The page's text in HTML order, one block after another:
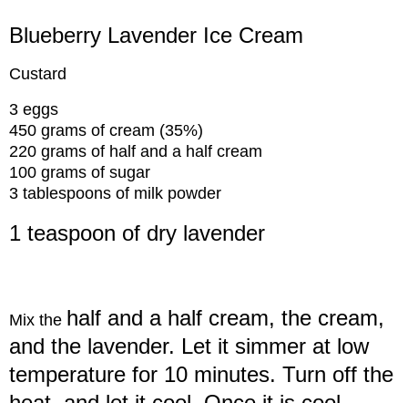
Blueberry Lavender Ice Cream
Custard
3 eggs
450 grams of cream (35%)
220 grams of half and a half cream
100 grams of sugar
3 tablespoons of milk powder
1 teaspoon of dry lavender
Mix the half and a half cream, the cream,
and the lavender. Let it simmer at low
temperature for 10 minutes. Turn off the